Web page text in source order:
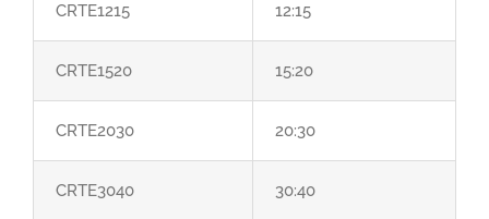
CRTE1215 12:15
CRTE1520 15:20
CRTE2030 20:30
CRTE3040 30:40